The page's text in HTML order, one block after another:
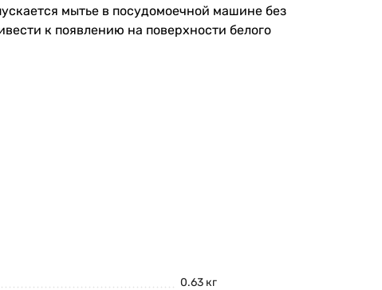
мытье в посудомоечной машине без
к появлению на поверхности белого
0.63 кг